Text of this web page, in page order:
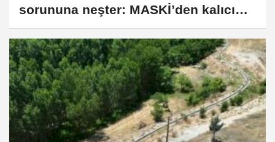
sorununa neşter: MASKİ’den kalıcı
çözüm